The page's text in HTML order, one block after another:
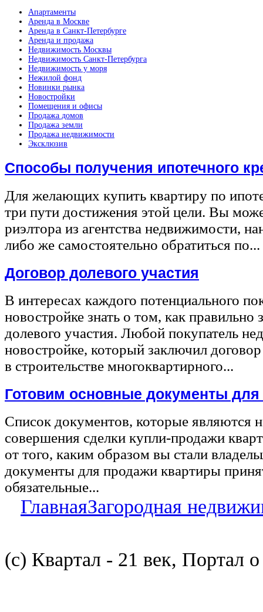
Апартаменты
Аренда в Москве
Аренда в Санкт-Петербурге
Аренда и продажа
Недвижимость Москвы
Недвижимость Санкт-Петербурга
Недвижимость у моря
Нежилой фонд
Новинки рынка
Новостройки
Помещения и офисы
Продажа домов
Продажа земли
Продажа недвижимости
Эксклюзив
Способы получения ипотечного
Для желающих купить квартиру по
три пути достижения этой цели. Вы
риэлтора из агентства недвижимости,
либо же самостоятельно обратиться по...
Договор долевого участия
В интересах каждого потенциального
новостройке знать о том, как правильно
долевого участия. Любой покупатель
новостройке, который заключил
в строительстве многоквартирного...
Готовим основные документы
Список документов, которые являются
совершения сделки купли-продажи
от того, каким образом вы стали
документы для продажи квартиры
обязательные...
ГлавнаяЗагородная
(с) Квартал - 21 век, Портал